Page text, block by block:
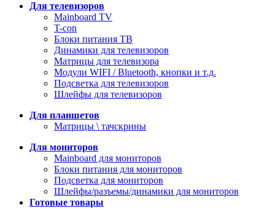
Для телевизоров
Mainboard TV
T-con
Блоки питания ТВ
Динамики для телевизоров
Матрицы для телевизора
Модули WIFI / Bluetooth, кнопки и т.д.
Подсветка для телевизоров
Шлейфы для телевизоров
Для планшетов
Матрицы \ тачскрины
Для мониторов
Mainboard для мониторов
Блоки питания для мониторов
Подсветка для мониторов
Шлейфы/разъемы/динамики для мониторов
Готовые товары